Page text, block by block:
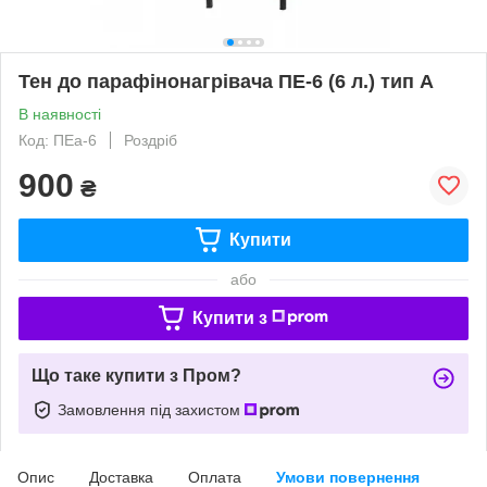
Тен до парафінонагрівача ПЕ-6 (6 л.) тип А
В наявності
Код: ПЕа-6
Роздріб
900 ₴
Купити
або
Купити з
Що таке купити з Пром?
Замовлення під захистом
Опис Доставка Оплата Умови повернення